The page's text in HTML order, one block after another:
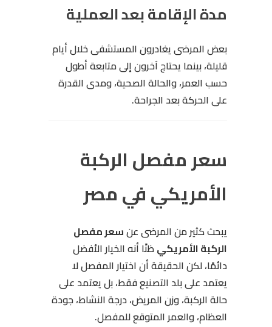
مدة الإقامة بعد العملية
بعض المرضى يغادرون المستشفى خلال أيام
قليلة، بينما يحتاج آخرون إلى متابعة أطول
حسب العمر، والحالة الصحية، ومدى القدرة
على الحركة بعد الجراحة.
سعر مفصل الركبة
الأمريكي في مصر
يبحث كثير من المرضى عنسعر مفصل
الركبة الأمريكيظنًا أنه الخيار الأفضل
دائمًا، لكن الحقيقة أن اختيار المفصل لا
يعتمد على بلد التصنيع فقط، بل يعتمد على
حالة الركبة، وزن المريض، درجة النشاط، جودة
العظام، والعمر المتوقع للمفصل.